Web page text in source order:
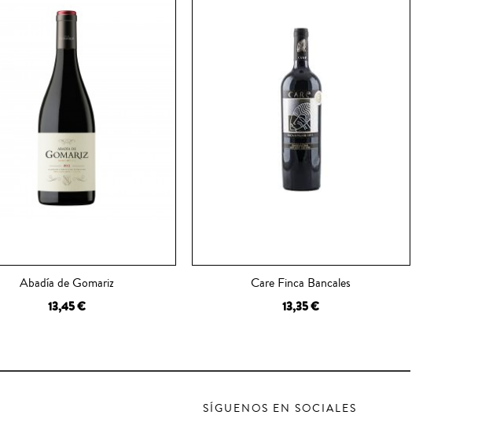
A LA CESTA
Abadía de Gomariz
13,45 €
AÑADIR A LA CESTA
Care Finca Bancales
13,35 €
SÍGUENOS EN SOCIALES